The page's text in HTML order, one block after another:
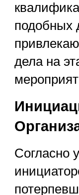
подобных
дела на
Согласно